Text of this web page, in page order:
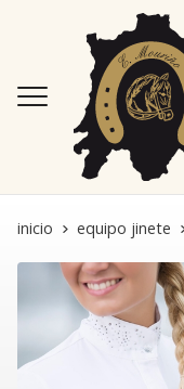
inicio equipo jinete